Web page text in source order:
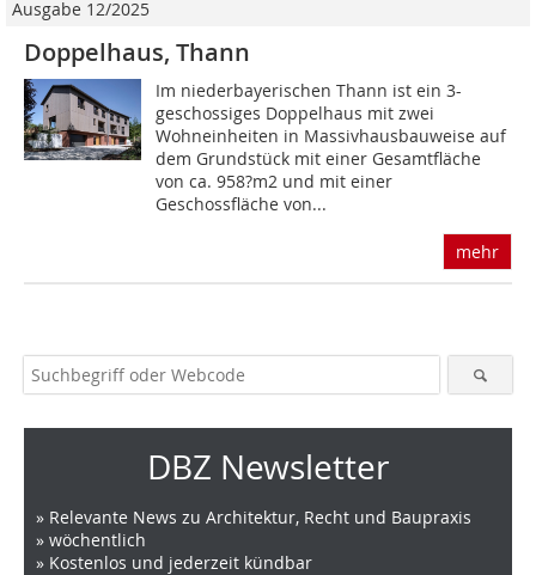
Ausgabe 12/2025
Doppelhaus, Thann
Im niederbayerischen Thann ist ein 3-
geschossiges Doppelhaus mit zwei
Wohneinheiten in Massivhausbauweise auf
dem Grundstück mit einer Gesamtfläche
von ca. 958?m2 und mit einer
Geschossfläche von...
mehr
DBZ Newsletter
» Relevante News zu Architektur, Recht und Baupraxis
» wöchentlich
» Kostenlos und jederzeit kündbar